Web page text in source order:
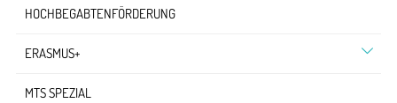
HOCHBEGABTENFÖRDERUNG
ERASMUS+
MTS SPEZIAL